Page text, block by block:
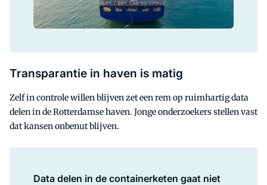
Transparantie in haven is matig
Zelf in controle willen blijven zet een rem op ruimhartig data
delen in de Rotterdamse haven. Jonge onderzoekers stellen vast
dat kansen onbenut blijven.
Data delen in de containerketen gaat niet